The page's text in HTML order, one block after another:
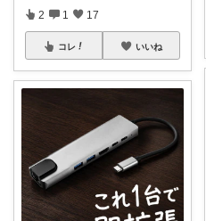
2 1 17
コレ いいね